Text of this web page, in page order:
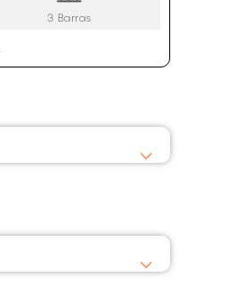
3 Barras